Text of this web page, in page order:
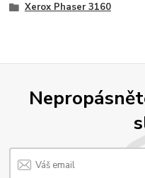
Xerox Phaser 3160